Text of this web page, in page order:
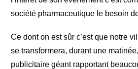
société pharmaceutique le besoin
Ce dont on est sûr c’est que notre
se transformera, durant une
publicitaire géant rapportant